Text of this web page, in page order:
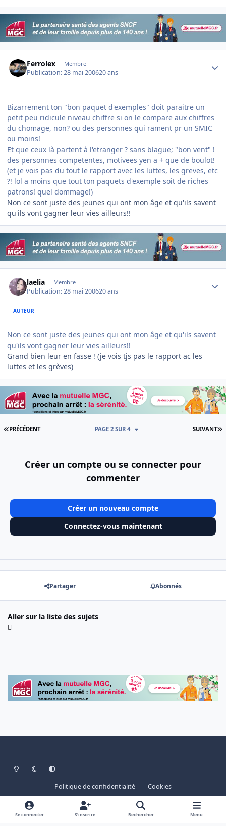
Ferrolex Membre
Publication:28 mai 200620 ans
Bizarrement ton "bon paquet d'exemples" doit paraitre un
petit peu ridicule niveau chiffre si on le compare aux chiffres
du chomage, non? ou des personnes qui rament pr un SMIC
ou moins!
Et que ceux là partent à l'etranger ? sans blague; "bon vent" !
des personnes competentes, motivees yen a + que de boulot!
(et je vois pas du tout le rapport avec les luttes, les greves, etc
?! lol a moins que tout ton paquets d'exemple soit de riches
patrons! quel dommage!)
Non ce sont juste des jeunes qui ont mon âge et qu'ils savent
qu'ils vont gagner leur vies ailleurs!!
laelia Membre
Publication:28 mai 200620 ans
AUTEUR
Non ce sont juste des jeunes qui ont mon âge et qu'ils savent
qu'ils vont gagner leur vies ailleurs!!
Grand bien leur en fasse ! (je vois tjs pas le rapport ac les
luttes et les grèves)
PREMIÈRE PAGE
PRÉCÉDENT SUIVANT
PAGE 2 SUR 4
Créer un compte ou se connecter pour
commenter
Créer un nouveau compte
Connectez-vous maintenant
Partager Abonnés
Aller sur la liste des sujets
Light ModeDark ModeSystem Preference
Politique de confidentialité
Cookies
www.cheminots.net - Forum Libre depuis 2003
Powered by
Invision Community
Se connecter S’inscrire Rechercher Menu